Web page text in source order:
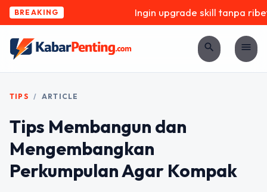
BREAKING Ingin upgrade skill tanpa
search menu
TIPS / ARTICLE
Tips Membangun dan
Mengembangkan
Perkumpulan Agar Kompak